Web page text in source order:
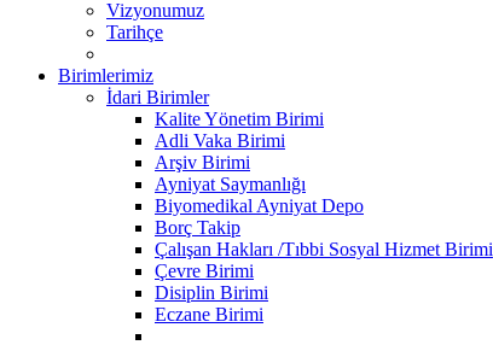
Vizyonumuz
Tarihçe
Birimlerimiz
İdari Birimler
Kalite Yönetim Birimi
Adli Vaka Birimi
Arşiv Birimi
Ayniyat Saymanlığı
Biyomedikal Ayniyat Depo
Borç Takip
Çalışan Hakları /Tıbbi Sosyal Hizmet Birimi
Çevre Birimi
Disiplin Birimi
Eczane Birimi